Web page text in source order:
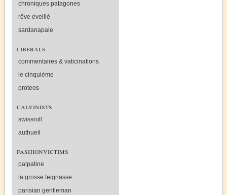
chroniques patagones
rêve eveillé
sardanapale
liberals
commentaires & vaticinations
le cinquième
proteos
calvinists
swissroll
authueil
fashionvictims
palpatine
la grosse feignasse
parisian gentleman